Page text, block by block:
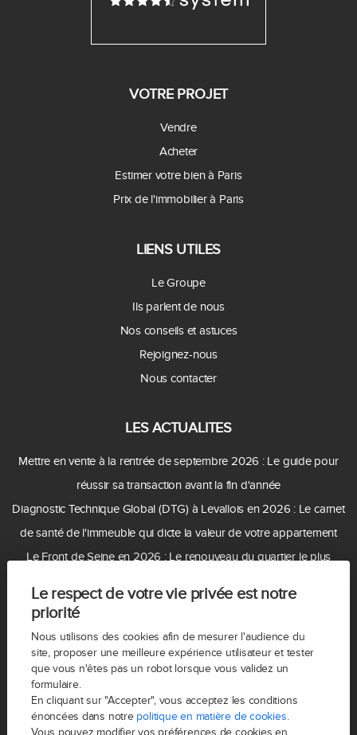
Le respect de votre vie privée est notre
priorité
Nous utilisons des cookies afin de mesurer l'audience du
site, proposer une meilleure expérience utilisateur et tester
que vous n'êtes pas un robot lorsque vous validez un
formulaire.
En cliquant sur "Accepter", vous acceptez les conditions
énoncées dans notre politique en matière de cookies.
Vous pouvez modifier vos préférences de cookies en
VOTRE PROJET
Vendre
Acheter
Estimer votre bien à Paris
Prix de l'immobilier à Paris
LIENS UTILES
Le Groupe
Ils parlent de nous
Nos conseils et astuces
Rejoignez-nous
Nous contacter
LES ACTUALITES
Mettre en vente à la rentrée de septembre 2026 : Le guide pour
réussir sa transaction avant la fin d'année
Diagnostic Technique Global (DTG) à Levallois en 2026 : Le carnet
de santé de l'immeuble qui dicte la valeur de votre appartement
Le Front de Seine en 2026 : Le renouveau du quartier le plus
Le prix de l'offre vs. la solidité du dossier : Comment sécuriser votre
Climatisation, terrasses et balcons : comment les fortes chaleurs
redéfinissent les critères d'achat à Levallois ?
Immobilier à Levallois : Pourquoi le charme de l'ancien reste une
valeur indétrônable en 2026